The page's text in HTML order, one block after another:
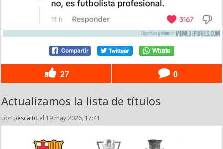
27 0
Actualizamos la lista de títulos
por pescaito el 19 may 2026, 17:41